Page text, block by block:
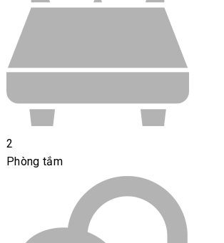
2
Phòng tắm